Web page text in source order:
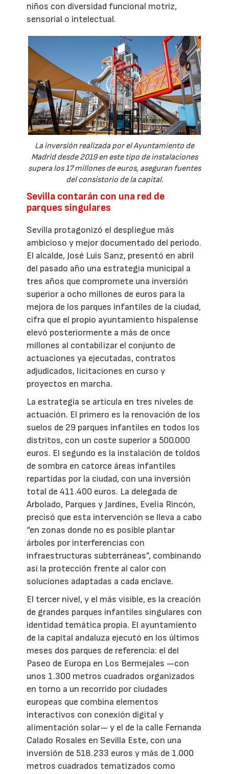
niños con diversidad funcional motriz,
sensorial o intelectual.
La inversión realizada por el Ayuntamiento de
Madrid desde 2019 en este tipo de instalaciones
supera los 17 millones de euros, aseguran fuentes
del consistorio de la capital.
Sevilla contarán con una red de
parques singulares
Sevilla protagonizó el despliegue más
ambicioso y mejor documentado del periodo.
El alcalde, José Luis Sanz, presentó en abril
del pasado año una estrategia municipal a
tres años que compromete una inversión
superior a ocho millones de euros para la
mejora de los parques infantiles de la ciudad,
cifra que el propio ayuntamiento hispalense
elevó posteriormente a más de once
millones al contabilizar el conjunto de
actuaciones ya ejecutadas, contratos
adjudicados, licitaciones en curso y
proyectos en marcha.
La estrategia se articula en tres niveles de
actuación. El primero es la renovación de los
suelos de 29 parques infantiles en todos los
distritos, con un coste superior a 500.000
euros. El segundo es la instalación de toldos
de sombra en catorce áreas infantiles
repartidas por la ciudad, con una inversión
total de 411.400 euros. La delegada de
Arbolado, Parques y Jardines, Evelia Rincón,
precisó que esta intervención se lleva a cabo
“en zonas donde no es posible plantar
árboles por interferencias con
infraestructuras subterráneas”, combinando
así la protección frente al calor con
soluciones adaptadas a cada enclave.
El tercer nivel, y el más visible, es la creación
de grandes parques infantiles singulares con
identidad temática propia. El ayuntamiento
de la capital andaluza ejecutó en los últimos
meses dos parques de referencia: el del
Paseo de Europa en Los Bermejales —con
unos 1.300 metros cuadrados organizados
en torno a un recorrido por ciudades
europeas que combina elementos
interactivos con conexión digital y
alimentación solar— y el de la calle Fernanda
Calado Rosales en Sevilla Este, con una
inversión de 518.233 euros y más de 1.000
metros cuadrados tematizados como